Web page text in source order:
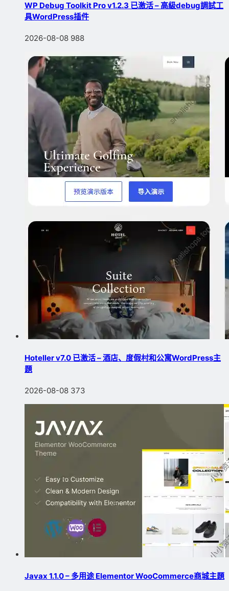
WP Debug Toolkit Pro v1.2.3 已激活 – 高級debug調試工
具WordPress插件
2026-08-08 988
Hoteller v7.0 已激活 – 酒店、度假村和公寓WordPress主
題
2026-08-08 373
Javax 1.1.0 – 多用途 Elementor WooCommerce商城主題